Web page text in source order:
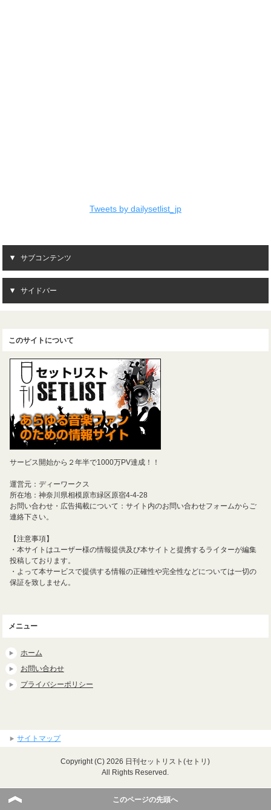
Tweets by dailysetlist_jp
サブコンテンツ
サイドバー
このサイトについて
サービス開始から２年半で1000万PV達成！！
運営元：ディーワークス
所在地：神奈川県相模原市緑区原宿4-4-28
お問い合わせ・広告掲載について：サイト内のお問い合わせフォームからご
連絡下さい。
【注意事項】
・本サイトはユーザー様の情報提供及び本サイトと提携するライターが編集
投稿しております。
・よって本サービスで提供する情報の正確性や完全性などについては一切の
保証を致しません。
メニュー
ホーム
お問い合わせ
プライバシーポリシー
サイトマップ
Copyright (C) 2026 日刊セットリスト(セトリ)
All Rights Reserved.
このページの先頭へ